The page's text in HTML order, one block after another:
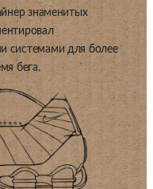
знаменитых
системами для более
бега.